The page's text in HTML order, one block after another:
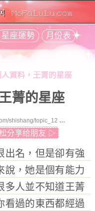
星座運勢 月份表
人資料，王菁的星座
菁的星座
...
分享给朋友 ▷
名，但是卻有強
說，她是個有能力
多人並不知道王菁
看過的東西都經過